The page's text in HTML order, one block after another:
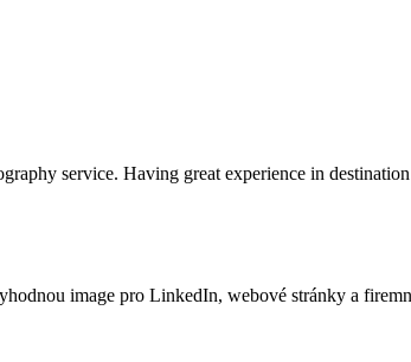
service. Having great experience in
image pro LinkedIn, webové stránky a